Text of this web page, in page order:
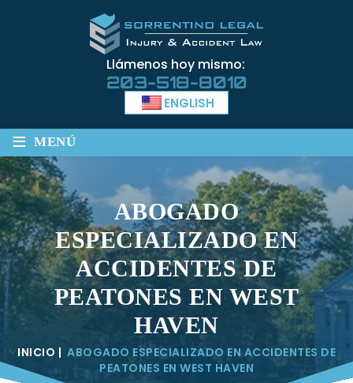
Llámenos hoy mismo:
203-518-8010
ENGLISH
≡ MENÚ
ABOGADO
ESPECIALIZADO EN
ACCIDENTES DE
PEATONES EN WEST
HAVEN
INICIO | ABOGADO ESPECIALIZADO EN ACCIDENTES DE
PEATONES EN WEST HAVEN